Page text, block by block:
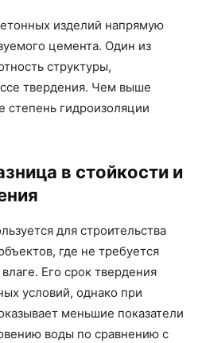
изделий напрямую
цемента. Один из
структуры,
твердения. Чем выше
гидроизоляции
в стойкости и
для строительства
где не требуется
Его срок твердения
условий, однако при
меньшие показатели
воды по сравнению с